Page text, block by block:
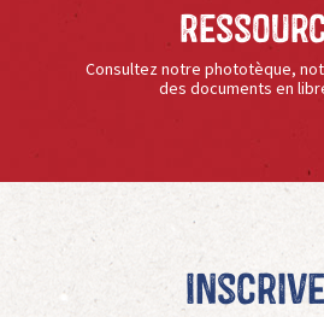
Consultez notre phototèque,
des documents en